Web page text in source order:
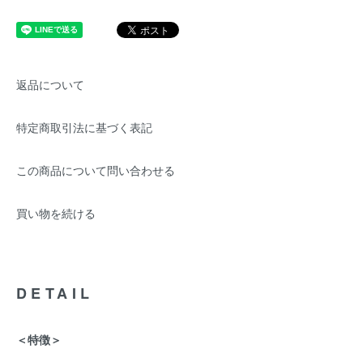
返品について
特定商取引法に基づく表記
この商品について問い合わせる
買い物を続ける
DETAIL
＜特徴＞